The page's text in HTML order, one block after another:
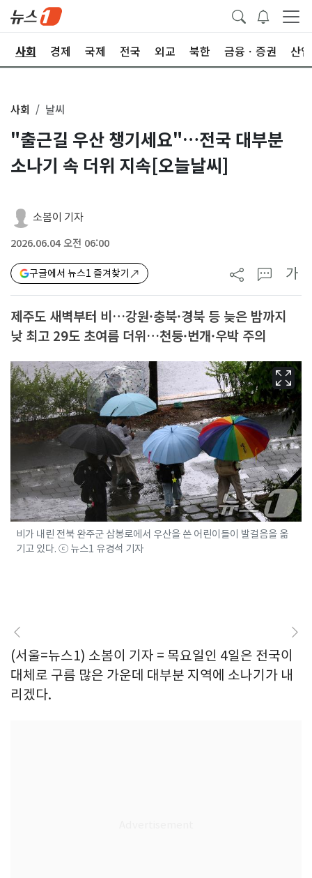
사회 경제 국제 전국 외교 북한 금융ㆍ증권 산업
사회 날씨
"출근길 우산 챙기세요"…전국 대부분
소나기 속 더위 지속[오늘날씨]
소봄이 기자
2026.06.04 오전 06:00
구글에서 뉴스1 즐겨찾기 가
제주도 새벽부터 비…강원·충북·경북 등 늦은 밤까지
낮 최고 29도 초여름 더위…천둥·번개·우박 주의
비가 내린 전북 완주군 삼봉로에서 우산을 쓴 어린이들이 발걸음을 옮
기고 있다. ⓒ 뉴스1 유경석 기자
(서울=뉴스1) 소봄이 기자 = 목요일인 4일은 전국이
대체로 구름 많은 가운데 대부분 지역에 소나기가 내
리겠다.